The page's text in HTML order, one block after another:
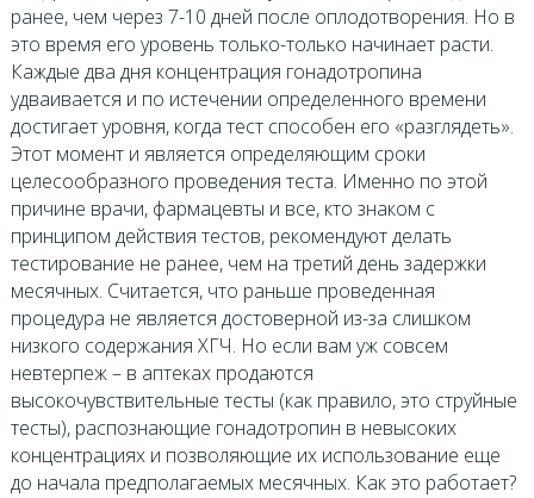
ранее, чем через 7-10 дней после оплодотворения. Но в
это время его уровень только-только начинает расти.
Каждые два дня концентрация гонадотропина
удваивается и по истечении определенного времени
достигает уровня, когда тест способен его «разглядеть».
Этот момент и является определяющим сроки
целесообразного проведения теста. Именно по этой
причине врачи, фармацевты и все, кто знаком с
принципом действия тестов, рекомендуют делать
тестирование не ранее, чем на третий день задержки
месячных. Считается, что раньше проведенная
процедура не является достоверной из-за слишком
низкого содержания ХГЧ. Но если вам уж совсем
невтерпеж – в аптеках продаются
высокочувствительные тесты (как правило, это струйные
тесты), распознающие гонадотропин в невысоких
концентрациях и позволяющие их использование еще
до начала предполагаемых месячных. Как это работает?